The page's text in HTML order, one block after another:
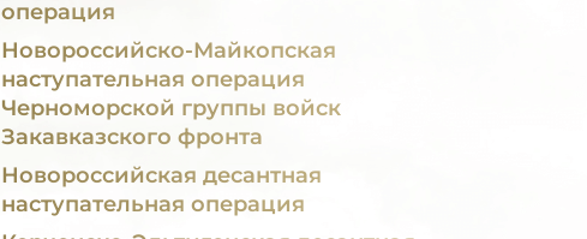
операция
Новороссийско-Майкопская
наступательная операция
Черноморской группы войск
Закавказского фронта
Новороссийская десантная
наступательная операция